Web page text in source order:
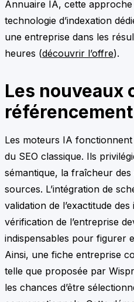
Annuaire IA, cette approche
technologie d’indexation
une entreprise dans les
heures (découvrir l’offre).
Les nouveaux
Les moteurs IA
du SEO classique. Ils
sémantique, la fraîcheur
sources. L’intégration de
validation de l’exactitude
vérification de l’entreprise
indispensables pour figurer
Ainsi, une fiche entreprise
telle que proposée par
les chances d’être